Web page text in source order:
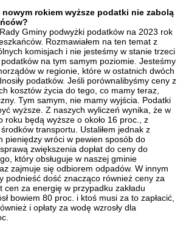
nowym rokiem wyższe podatki nie zabolą
Gminy podwyżki podatków na 2023 rok
Rozmawiałem na ten temat z
komisjach i nie jesteśmy w stanie trzeci
na tym samym poziomie. Jesteśmy
w regionie, które w ostatnich dwóch
podatków. Jeśli porównalibyśmy ceny z
kosztów życia do tego, co mamy teraz,
Tym samym, nie mamy wyjścia. Podatki
wyższe. Z naszych wyliczeń wynika, że w
roku będą wyższe o około 16 proc., z
transportu. Ustaliłem jednak z
pieniędzy wróci w pewien sposób do
zwiększenia dopłat do ceny do
który obsługuje w naszej gminie
zajmuje się odbiorem odpadów. W innym
podnieść dość znacząco również ceny za
cen za energię w przypadku zakładu
bowiem 80 proc. i ktoś musi za to zapłacić,
i opłaty za wodę wzrosły dla